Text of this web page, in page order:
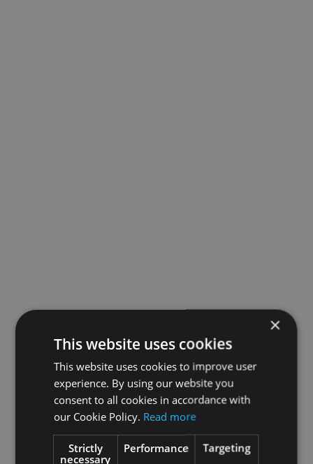
×
This website uses cookies
This website uses cookies to improve user
experience. By using our website you
consent to all cookies in accordance with
our Cookie Policy. Read more
Strictly
necessary
Performance Targeting